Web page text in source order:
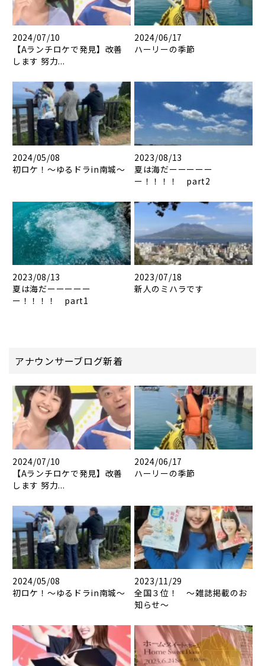
2024/07/10
【Aランチロケで発見】改善
します 努力...
2024/06/17
ハーリーの季節
2024/05/08
初ロケ！～ゆるドラin南城～
2023/08/13
夏は海だーーーーー
ー！！！！ part2
2023/08/13
夏は海だーーーーー
ー！！！！ part1
2023/07/18
新人のミハラです
アナウンサーブログ新着
2024/07/10
【Aランチロケで発見】改善
します 努力...
2024/06/17
ハーリーの季節
2024/05/08
初ロケ！～ゆるドラin南城～
2023/11/29
全国３位！ ～雑誌掲載のお
知らせ～